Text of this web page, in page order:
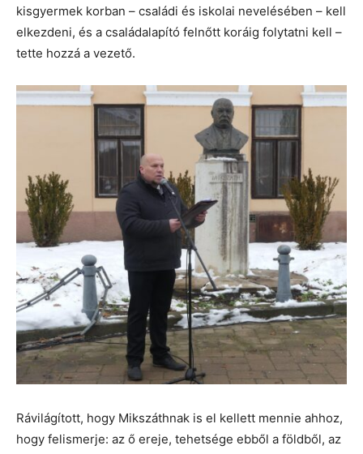
kisgyermek korban – családi és iskolai nevelésében – kell
elkezdeni, és a családalapító felnőtt koráig folytatni kell –
tette hozzá a vezető.
Rávilágított, hogy Mikszáthnak is el kellett mennie ahhoz,
hogy felismerje: az ő ereje, tehetsége ebből a földből, az